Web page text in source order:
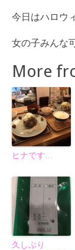
今日はハロウ
女の子みんな
More
ヒナです…
久しぶり